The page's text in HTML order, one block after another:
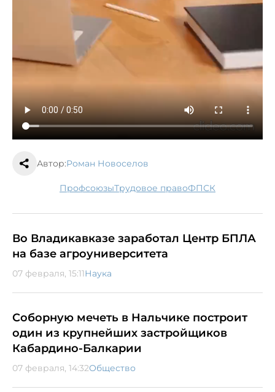
Автор:Роман Новоселов
профсоюзы трудовое право ФПСК
Во Владикавказе заработал Центр БПЛА
на базе агроуниверситета
07 февраля, 15:11Наука
Соборную мечеть в Нальчике построит
один из крупнейших застройщиков
Кабардино-Балкарии
07 февраля, 14:32Общество